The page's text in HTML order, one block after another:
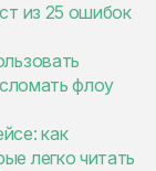
из 25 ошибок
флоу
как
легко читать